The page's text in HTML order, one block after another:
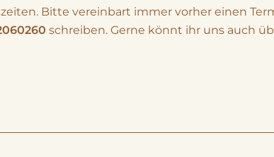
Bitte vereinbart immer vorher einen
schreiben. Gerne könnt ihr uns auch